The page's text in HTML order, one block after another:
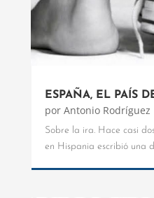
ESPAÑA, EL PAÍS
por Antonio Rodríguez
Sobre la ira. Hace casi
en Hispania escribió una